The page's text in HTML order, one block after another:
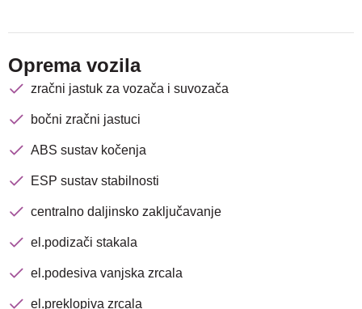
Oprema vozila
zračni jastuk za vozača i suvozača
bočni zračni jastuci
ABS sustav kočenja
ESP sustav stabilnosti
centralno daljinsko zaključavanje
el.podizači stakala
el.podesiva vanjska zrcala
el.preklopiva zrcala